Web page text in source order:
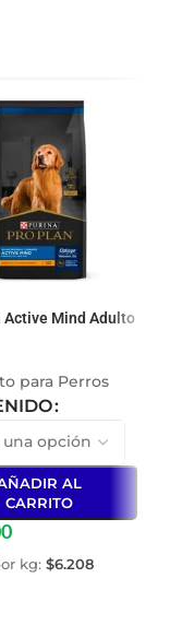
Active Mind Adulto
para Perros
AL
CARRITO
kg: $6.208